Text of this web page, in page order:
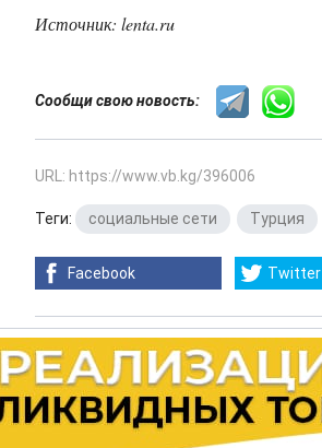
Источник: lenta.ru
Сообщи свою новость:
URL: https://www.vb.kg/396006
Теги: социальные сети Турция
Facebook Twitter